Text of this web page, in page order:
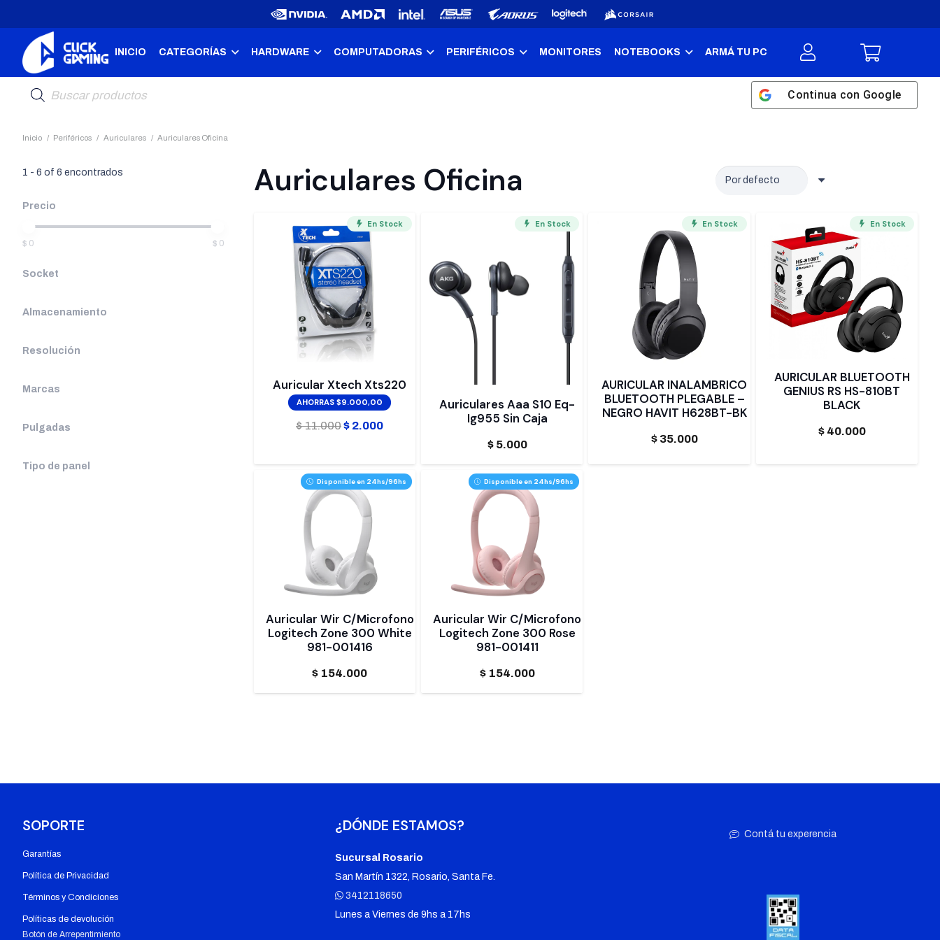
INICIO CATEGORÍAS HARDWARE COMPUTADORAS PERIFÉRICOS MONITORES NOTEBOOKS ARMÁ TU PC
de
productos
Continua con Google
Inicio / Periféricos / Auriculares / Auriculares Oficina
1 - 6 of 6 encontrados
Precio
$ 0 $ 0
Socket
Almacenamiento
Resolución
Marcas
Pulgadas
Tipo de panel
Auriculares Oficina
En Stock
Auricular Xtech Xts220
AHORRAS $9.000,00
$11.000El
original
era:
$ 11.000.
$ 2.000El
actual
es:
En Stock
Auriculares Aaa S10 Eq-
Ig955 Sin Caja
$5.000
En Stock
AURICULAR INALAMBRICO
BLUETOOTH PLEGABLE –
NEGRO HAVIT H628BT-BK
$35.000
En Stock
AURICULAR BLUETOOTH
GENIUS RS HS-810BT
BLACK
$40.000
Disponible en 24hs/96hs
Auricular Wir C/Microfono
Logitech Zone 300 White
981-001416
$ 154.000
Disponible en 24hs/96hs
Auricular Wir C/Microfono
Logitech Zone 300 Rose
981-001411
$154.000
SOPORTE
Garantías
Política de Privacidad
Términos y Condiciones
Políticas de devolución
Botón de Arrepentimiento
¿DÓNDE ESTAMOS?
Sucursal Rosario
San Martín 1322, Rosario, Santa Fe.
3412118650
Lunes a Viernes de 9hs a 17hs
Contá tu experencia